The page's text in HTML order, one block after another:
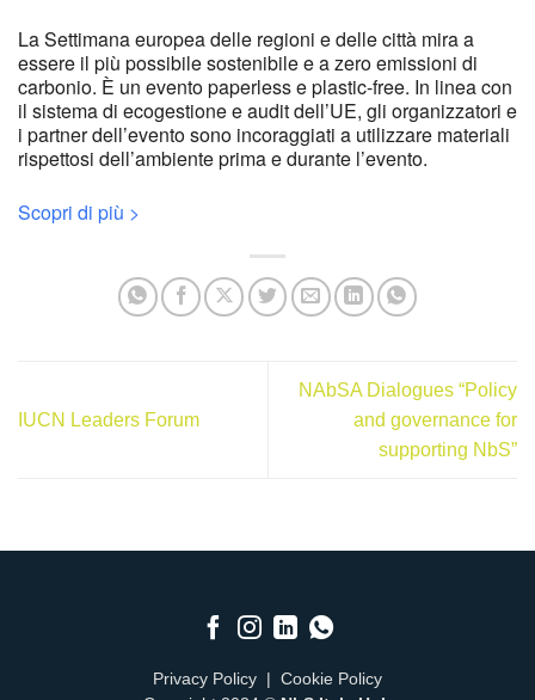
La Settimana europea delle regioni e delle città mira a
essere il più possibile sostenibile e a zero emissioni di
carbonio. È un evento paperless e plastic-free. In linea con
il sistema di ecogestione e audit dell’UE, gli organizzatori e
i partner dell’evento sono incoraggiati a utilizzare materiali
rispettosi dell’ambiente prima e durante l’evento.
Scopri di più >
IUCN Leaders Forum
NAbSA Dialogues “Policy
and governance for
supporting NbS”
Privacy Policy
Cookie Policy